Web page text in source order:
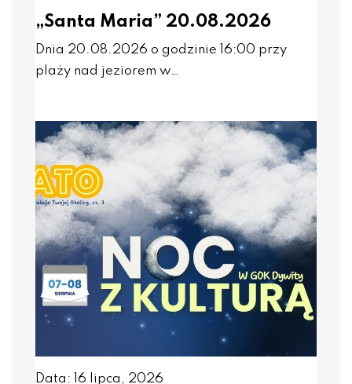
„Santa Maria” 20.08.2026
Dnia 20.08.2026 o godzinie 16:00 przy
plaży nad jeziorem w…
Data: 16 lipca, 2026